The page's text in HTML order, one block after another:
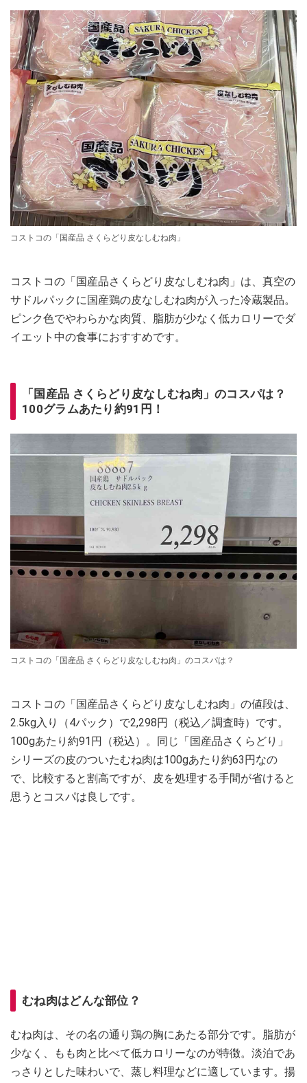
コストコの「国産品 さくらどり皮なしむね肉」
コストコの「国産品さくらどり皮なしむね肉」は、真空の
サドルパックに国産鶏の皮なしむね肉が入った冷蔵製品。
ピンク色でやわらかな肉質、脂肪が少なく低カロリーでダ
イエット中の食事におすすめです。
「国産品 さくらどり皮なしむね肉」のコスパは？
100グラムあたり約91円！
コストコの「国産品 さくらどり皮なしむね肉」のコスパは？
コストコの「国産品さくらどり皮なしむね肉」の値段は、
2.5kg入り（4パック）で2,298円（税込／調査時）です。
100gあたり約91円（税込）。同じ「国産品さくらどり」
シリーズの皮のついたむね肉は100gあたり約63円なの
で、比較すると割高ですが、皮を処理する手間が省けると
思うとコスパは良しです。
むね肉はどんな部位？
むね肉は、その名の通り鶏の胸にあたる部分です。脂肪が
少なく、もも肉と比べて低カロリーなのが特徴。淡泊であ
っさりとした味わいで、蒸し料理などに適しています。揚